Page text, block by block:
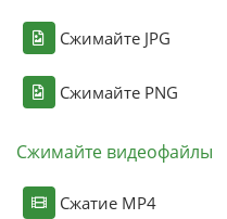
Сжимайте JPG
Сжимайте PNG
Сжимайте видеофайлы
Сжатие MP4